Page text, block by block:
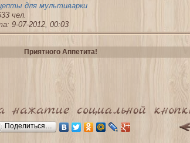
для мультиварки
чел.
9-07-2012, 00:03
Приятного Аппетита!
Поделиться…